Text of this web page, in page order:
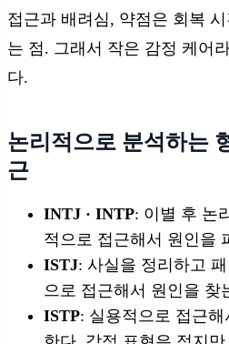
접근과 배려심, 약점은 회복
는 점. 그래서 작은 감정 케어
다.
논리적으로 분석하는
근
INTJ · INTP: 이별 후 논
적으로 접근해서 원인을
ISTJ: 사실을 정리하고
으로 접근해서 원인을 찾
ISTP: 실용적으로 접근